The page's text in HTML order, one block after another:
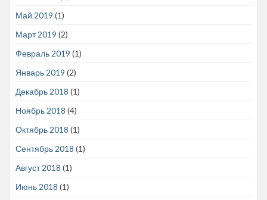
Май 2019 (1)
Март 2019 (2)
Февраль 2019 (1)
Январь 2019 (2)
Декабрь 2018 (1)
Ноябрь 2018 (4)
Октябрь 2018 (1)
Сентябрь 2018 (1)
Август 2018 (1)
Июнь 2018 (1)